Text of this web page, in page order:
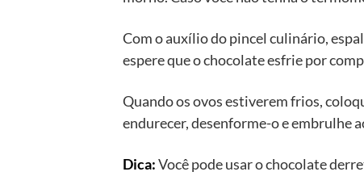
Com o auxílio do pincel culinário,
espere que o chocolate esfrie por
Quando os ovos estiverem frios,
endurecer, desenforme-o e embrulhe
Dica:Você pode usar o chocolate